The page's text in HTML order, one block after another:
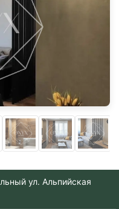
ул. Альпийская